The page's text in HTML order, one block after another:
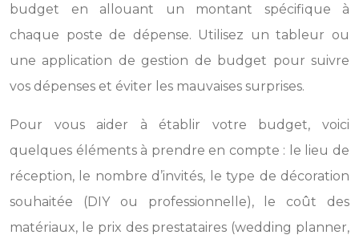
budget en allouant un montant spécifique à
chaque poste de dépense. Utilisez un tableur ou
une application de gestion de budget pour suivre
vos dépenses et éviter les mauvaises surprises.
Pour vous aider à établir votre budget, voici
quelques éléments à prendre en compte : le lieu de
réception, le nombre d’invités, le type de décoration
souhaitée (DIY ou professionnelle), le coût des
matériaux, le prix des prestataires (wedding planner,